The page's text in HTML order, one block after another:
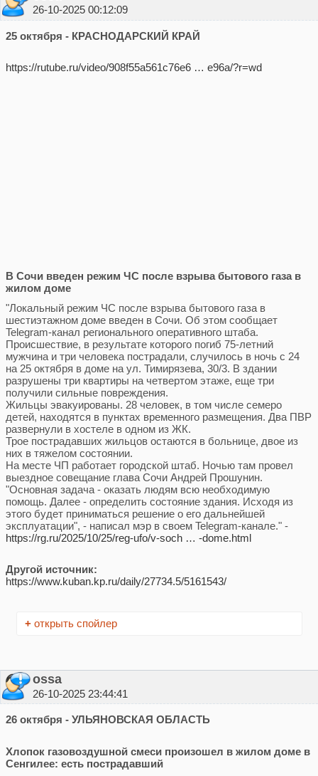
26-10-2025 00:12:09
25 октября - КРАСНОДАРСКИЙ КРАЙ
https://rutube.ru/video/908f55a561c76e6 … e96a/?r=wd
В Сочи введен режим ЧС после взрыва бытового газа в
жилом доме
"Локальный режим ЧС после взрыва бытового газа в
шестиэтажном доме введен в Сочи. Об этом сообщает
Telegram-канал регионального оперативного штаба.
Происшествие, в результате которого погиб 75-летний
мужчина и три человека пострадали, случилось в ночь с 24
на 25 октября в доме на ул. Тимирязева, 30/3. В здании
разрушены три квартиры на четвертом этаже, еще три
получили сильные повреждения.
Жильцы эвакуированы. 28 человек, в том числе семеро
детей, находятся в пунктах временного размещения. Два ПВР
развернули в хостеле в одном из ЖК.
Трое пострадавших жильцов остаются в больнице, двое из
них в тяжелом состоянии.
На месте ЧП работает городской штаб. Ночью там провел
выездное совещание глава Сочи Андрей Прошунин.
"Основная задача - оказать людям всю необходимую
помощь. Далее - определить состояние здания. Исходя из
этого будет приниматься решение о его дальнейшей
эксплуатации", - написал мэр в своем Telegram-канале." -
https://rg.ru/2025/10/25/reg-ufo/v-soch … -dome.html
Другой источник:
https://www.kuban.kp.ru/daily/27734.5/5161543/
+открыть спойлер
ossa
26-10-2025 23:44:41
26 октября - УЛЬЯНОВСКАЯ ОБЛАСТЬ
Хлопок газовоздушной смеси произошел в жилом доме в
Сенгилее: есть пострадавший